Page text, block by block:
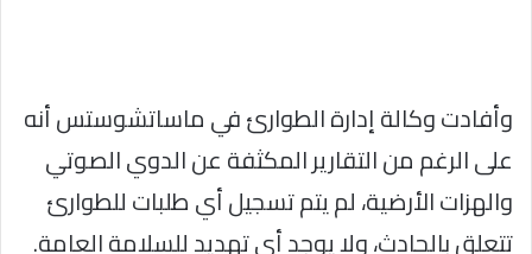
وأفادت وكالة إدارة الطوارئ في ماساتشوستس أنه
على الرغم من التقارير المكثفة عن الدوي الصوتي
والهزات الأرضية، لم يتم تسجيل أي طلبات للطوارئ
تتعلق بالحادث، ولا يوجد أي تهديد للسلامة العامة.